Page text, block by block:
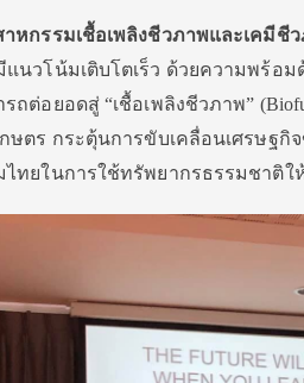
าหกรรมเชื้อเพลิงชีวภาพและเคมีชี
แนวโน้มเติบโตเร็ว ด้วยความพร้อ
รถต่อยอดสู่ “เชื้อเพลิงชีวภาพ”
กษตร กระตุ้นการขับเคลื่อนเศรษฐกิ
ไทยในการใช้ทรัพยากรธรรมชาติใ